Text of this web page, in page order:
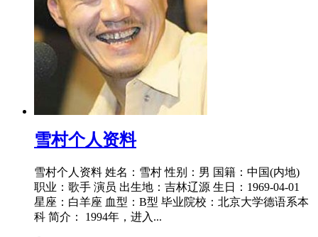
​雪村个人资料
雪村个人资料 姓名：雪村 性别：男 国籍：中国(内地)
职业：歌手 演员 出生地：吉林辽源 生日：1969-04-01
星座：白羊座 血型：B型 毕业院校：北京大学德语系本
科 简介： 1994年，进入...